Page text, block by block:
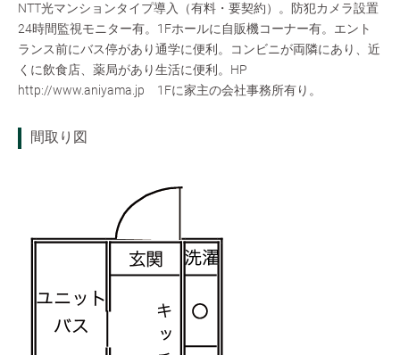
NTT光マンションタイプ導入（有料・要契約）。防犯カメラ設置
24時間監視モニター有。1Fホールに自販機コーナー有。エント
ランス前にバス停があり通学に便利。コンビニが両隣にあり、近
くに飲食店、薬局があり生活に便利。HP
http://www.aniyama.jp 1Fに家主の会社事務所有り。
間取り図